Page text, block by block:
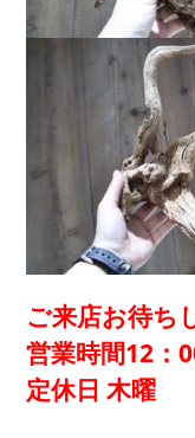
ご来店お待ち
営業時間12：
定休日 木曜